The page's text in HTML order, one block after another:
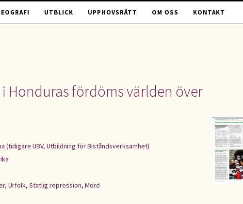
UTBLICK UPPHOVSRÄTT OM OSS KONTAKT
Honduras fördöms världen över
(tidigare UBV, Utbildning för Biståndsverksamhet)
, Urfolk, Statlig repression, Mord